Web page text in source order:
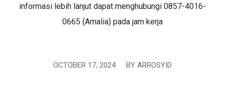
informasi lebih lanjut dapat menghubungi 0857-4016-
0665 (Amalia) pada jam kerja
OCTOBER 17, 2024
/ BY ARROSYID